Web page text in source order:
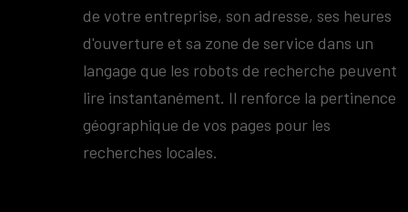
de votre entreprise, son adresse, ses heures
d'ouverture et sa zone de service dans un
langage que les robots de recherche peuvent
lire instantanément. Il renforce la pertinence
géographique de vos pages pour les
recherches locales.